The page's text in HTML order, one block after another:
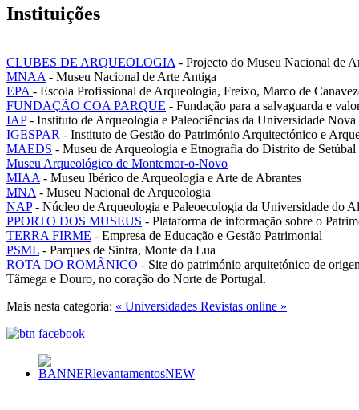
Instituições
CLUBES DE ARQUEOLOGIA - Projecto do Museu Nacional de
MNAA - Museu Nacional de Arte Antiga
EPA - Escola Profissional de Arqueologia, Freixo, Marco de
FUNDAÇÃO COA PARQUE - Fundação para a salvaguarda e
IAP- Instituto de Arqueologia e Paleociências da Universidade Nova
IGESPAR - Instituto de Gestão do Património Arquitectónico e
MAEDS - Museu de Arqueologia e Etnografia do Distrito de Setúbal
Museu Arqueológico de Montemor-o-Novo
MIAA - Museu Ibérico de Arqueologia e Arte de Abrantes
MNA - Museu Nacional de Arqueologia
NAP- Núcleo de Arqueologia e Paleoecologia da Universidade do
PPORTO DOS MUSEUS - Plataforma de informação sobre o
TERRA FIRME - Empresa de Educação e Gestão Patrimonial
PSML - Parques de Sintra, Monte da Lua
ROTA DO ROMÂNICO - Site do património arquitetónico de
Tâmega e Douro, no coração do Norte de Portugal.
Mais nesta categoria: « Universidades Revistas online »